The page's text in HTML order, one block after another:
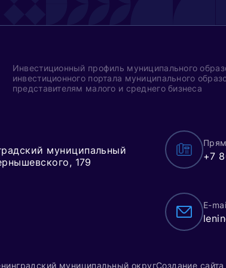
Инвестиционный профиль муниципального
инвестиционного портала муниципального
представителям малого и среднего бизнеса
муниципальный
179
+7
E-
муниципальный округСоздание